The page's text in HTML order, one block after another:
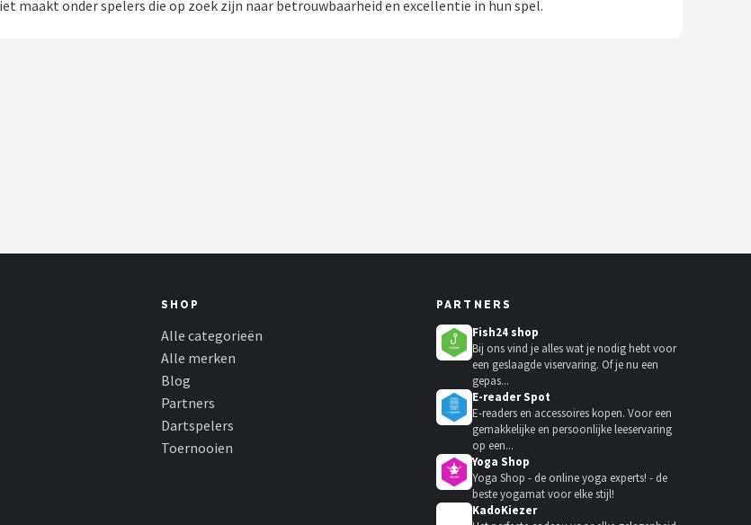
onder spelers die op zoek zijn naar betrouwbaarheid en excellentie in hun spel.
SHOP
Alle categorieën
Alle merken
Blog
Partners
Dartspelers
Toernooien
PARTNERS
Fish24 shop
Bij ons vind je alles wat je nodig hebt voor
een geslaagde viservaring. Of je nu een
gepas...
E-reader Spot
E-readers en accessoires kopen. Voor een
gemakkelijke en persoonlijke leeservaring
op een...
Yoga Shop
Yoga Shop - de online yoga experts! - de
beste yogamat voor elke stijl!
KadoKiezer